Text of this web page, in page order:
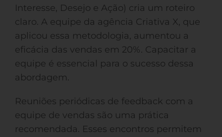
Interesse, Desejo e Ação) cria um roteiro
claro. A equipe da agência Criativa X, que
aplicou essa metodologia, aumentou a
eficácia das vendas em 20%. Capacitar a
equipe é essencial para o sucesso dessa
abordagem.
Reuniões periódicas de feedback com a
equipe de vendas são uma prática
recomendada. Esses encontros permitem